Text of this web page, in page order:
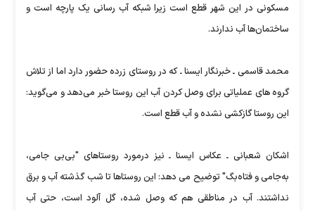
مسکونی در این شهر قطع است زیرا شبکه آب رسانی یک پارچه است و
ساختمان‌ها آب ندارند.
محمد قاسمی ـ خبرنگار ایسنا ـ که در روستای زرده حضور دارد اما از تلاش
گروه های عملیاتی برای وصل کردن آب این روستا خبر می‌دهد و می‌گوید:
این روستا گازکشی نشده و آب قطع است.
اشکان شعبانی ـ عکاس ایسنا ـ نیز درمورد روستاهای "بی‌بی جامی،
به‌جامی و فتاه‌بگ" توضیح می دهد: این روستاها تا شب گذشته آب و برق
نداشتند. آب در مناطقی هم که وصل شده، گل آلود است، حتی آب